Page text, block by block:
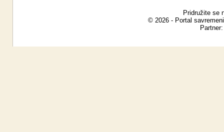
Pridružite se
© 2026 - Portal